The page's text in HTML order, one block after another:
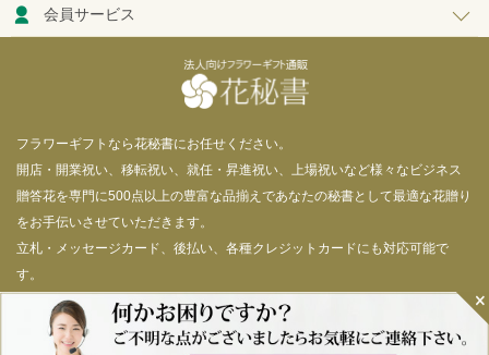
会員サービス
フラワーギフトなら花秘書にお任せください。
開店・開業祝い、移転祝い、就任・昇進祝い、上場祝いなど様々なビジネス
贈答花を専門に500点以上の豊富な品揃えであなたの秘書として最適な花贈り
をお手伝いさせていただきます。
立札・メッセージカード、後払い、各種クレジットカードにも対応可能で
す。